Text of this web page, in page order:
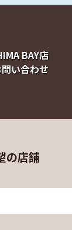
BAY店
い合わせ
の店舗